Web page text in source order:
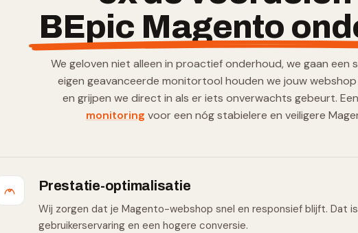
BEpic Magento
We geloven niet alleen in proactief onderhoud, we gaan een
eigen geavanceerde monitortool houden we jouw
en grijpen we direct in als er iets onverwachts gebeurt.
monitoring voor een nóg stabielere en veiligere
Prestatie-optimalisatie
Wij zorgen dat je Magento-webshop snel en responsief blijft. Dat
gebruikerservaring en een hogere conversie.